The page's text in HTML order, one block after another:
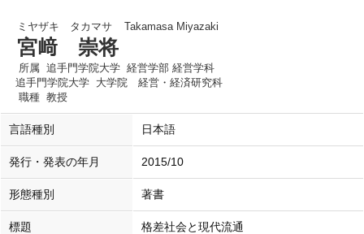
ミヤザキ タカマサ Takamasa Miyazaki
宮﨑 崇将
所属 追手門学院大学 経営学部 経営学科
追手門学院大学 大学院 経営・経済研究科
職種 教授
言語種別 日本語
発行・発表の年月 2015/10
形態種別 著書
標題 格差社会と現代流通